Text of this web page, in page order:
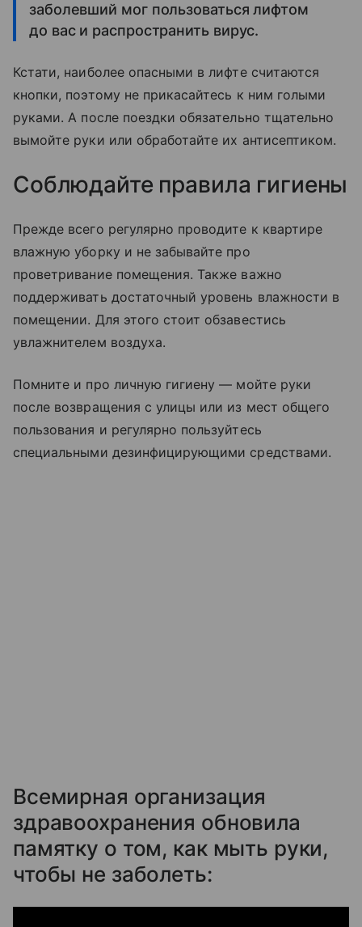
заболевший мог пользоваться лифтом
до вас и распространить вирус.
Кстати, наиболее опасными в лифте считаются
кнопки, поэтому не прикасайтесь к ним голыми
руками. А после поездки обязательно тщательно
вымойте руки или обработайте их антисептиком.
Соблюдайте правила гигиены
Прежде всего регулярно проводите к квартире
влажную уборку и не забывайте про
проветривание помещения. Также важно
поддерживать достаточный уровень влажности в
помещении. Для этого стоит обзавестись
увлажнителем воздуха.
Помните и про личную гигиену — мойте руки
после возвращения с улицы или из мест общего
пользования и регулярно пользуйтесь
специальными дезинфицирующими средствами.
Всемирная организация
здравоохранения обновила
памятку о том, как мыть руки,
чтобы не заболеть: